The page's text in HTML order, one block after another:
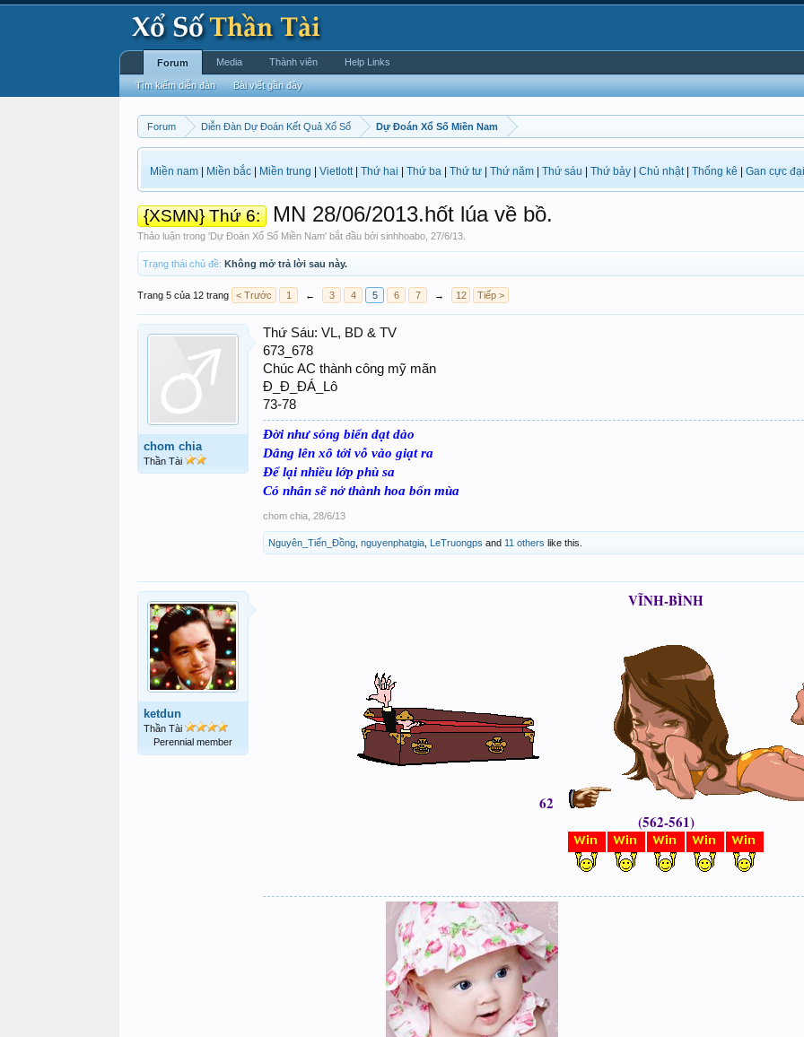
Forum Diễn Đàn Dự Đoán Kết Quả Xổ Số Dự Đoán Xổ Số Miền Nam
Miền nam Miền bắc Miền trung Vietlott| Thứ hai Thứ ba Thứ tư Thứ năm Thứ sáu Thứ bảy Chủ nhật| Thống kê Gan cực đại
{XSMN} Thứ 6: MN 28/06/2013.hốt lúa về bồ.
Thảo luận trong 'Dự Đoán Xổ Số Miền Nam' bắt đầu bởi sinhhoabo 27/6/13
Trạng thái chủ đề: Không mở trả lời sau này.
Trang 5 của 12 trang < Trước 1 ← 3 4 5 6 7 → 12 Tiếp >
chom chia
Thần Tài
Thứ Sáu: VL, BD & TV
673_678
Chúc AC thành công mỹ mãn
Đ_Đ_ĐÁ_Lô
73-78
Đời như sóng biển dạt dào
Dâng lên xô tới vỗ vào giạt ra
Để lại nhiều lớp phù sa
Có nhân sẽ nở thành hoa bốn mùa
chom chia 28/6/13
Nguyên_Tiến_Đồng nguyenphatgia LeTruongps and 11 others like this.
ketdun
Thần Tài
Perennial member
VĨNH-BÌNH
62
(562-561)
Forum
Tìm kiếm diễn đàn Bài viết gần đây
Media Thành viên Help Links